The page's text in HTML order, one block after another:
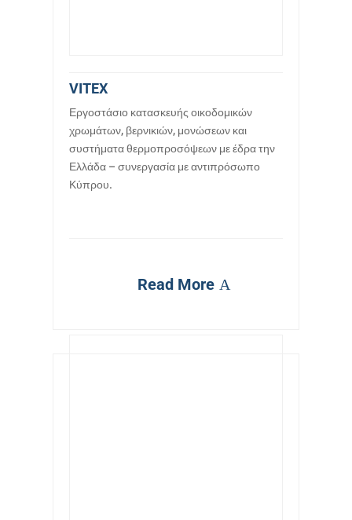
VITEX
Εργοστάσιο κατασκευής οικοδομικών
χρωμάτων, βερνικιών, μονώσεων και
συστήματα θερμοπροσόψεων με έδρα την
Ελλάδα – συνεργασία με αντιπρόσωπο
Κύπρου.
Read More